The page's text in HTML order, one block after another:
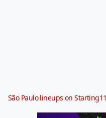
São Paulo lineups on Starting11